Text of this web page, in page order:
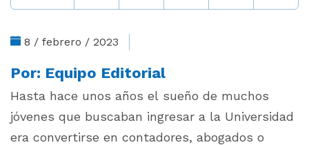
8 / febrero / 2023
Por: Equipo Editorial
Hasta hace unos años el sueño de muchos
jóvenes que buscaban ingresar a la Universidad
era convertirse en contadores, abogados o